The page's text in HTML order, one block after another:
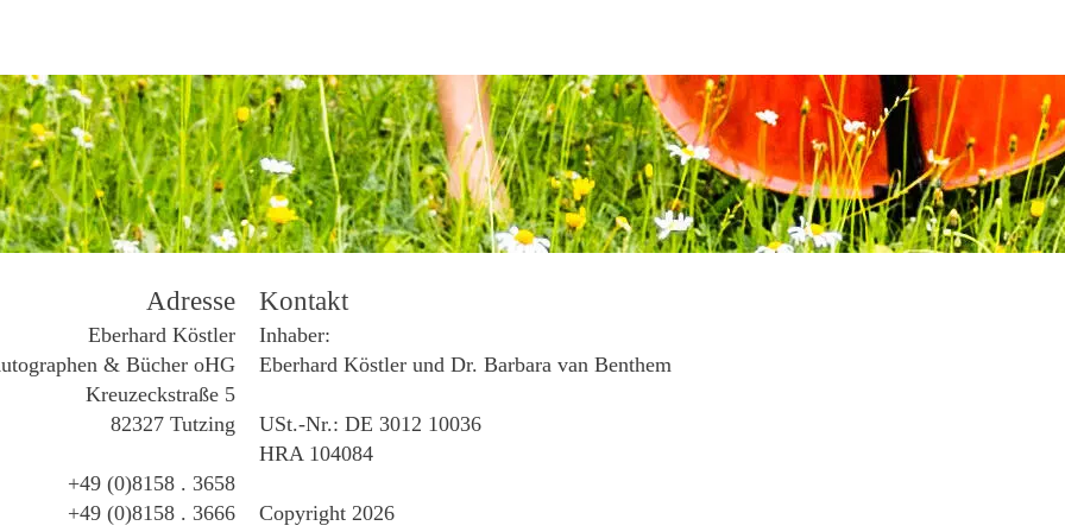
Adresse
Eberhard Köstler
& Bücher oHG
Kreuzeckstraße 5
82327 Tutzing
+49 (0)8158 . 3658
+49 (0)8158 . 3666
Kontakt
Inhaber:
Eberhard Köstler und Dr. Barbara van Benthem
USt.-Nr.: DE 3012 10036
HRA 104084
Copyright 2026